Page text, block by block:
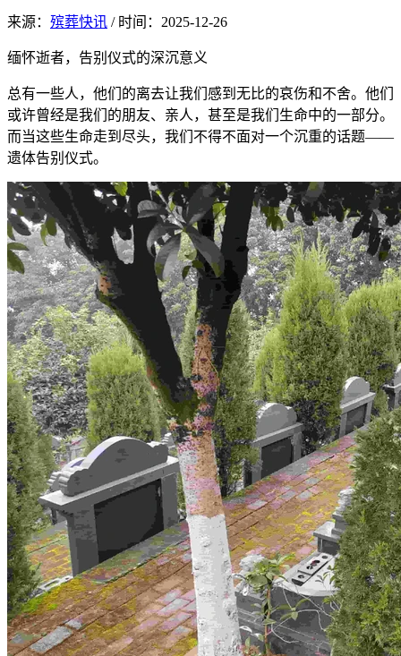
来源： 殡葬快讯 / 时间： 2025-12-26
缅怀逝者，告别仪式的深沉意义
总有一些人，他们的离去让我们感到无比的哀伤和不舍。他们
或许曾经是我们的朋友、亲人，甚至是我们生命中的一部分。
而当这些生命走到尽头，我们不得不面对一个沉重的话题——
遗体告别仪式。